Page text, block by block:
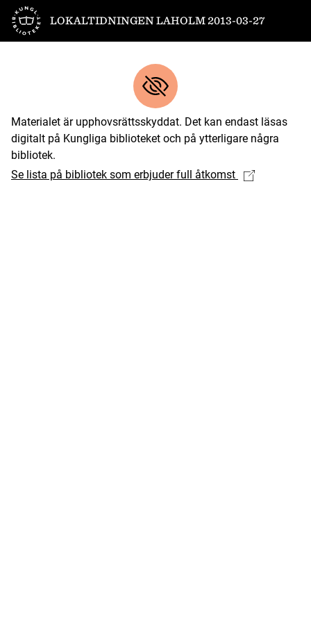
Till startsidan
LOKALTIDNINGEN LAHOLM 2013-03-27
Materialet är upphovsrättsskyddat. Det kan endast läsas
digitalt på Kungliga biblioteket och på ytterligare några
bibliotek.
Se lista på bibliotek som erbjuder full åtkomst